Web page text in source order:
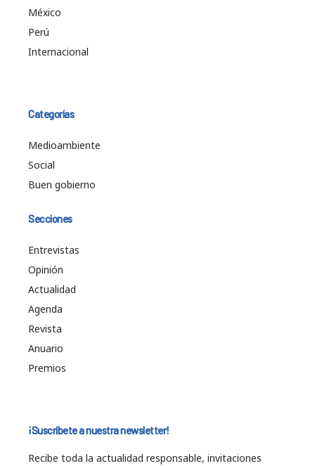
México
Perú
Internacional
Categorías
Medioambiente
Social
Buen gobierno
Secciones
Entrevistas
Opinión
Actualidad
Agenda
Revista
Anuario
Premios
¡Suscríbete a nuestra newsletter!
Recibe toda la actualidad responsable, invitaciones